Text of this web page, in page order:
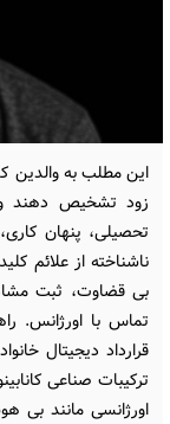
این مطلب به والدین
زود تشخیص دهند و
تحصیلی، پنهان
بی قضاوت، ثبت
قرارداد دیجیتال
ترکیبات صناعی
اورژانسی مانند بی